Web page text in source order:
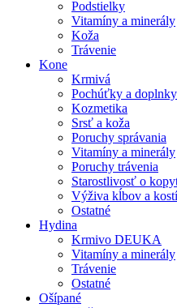
Podstielky
Vitamíny a minerály
Koža
Trávenie
Kone
Krmivá
Pochúťky a
Kozmetika
Srsť a koža
Poruchy správania
Vitamíny a minerály
Poruchy trávenia
Starostlivosť o
Výživa kĺbov a kostí
Ostatné
Hydina
Krmivo DEUKA
Vitamíny a minerály
Trávenie
Ostatné
Ošípané